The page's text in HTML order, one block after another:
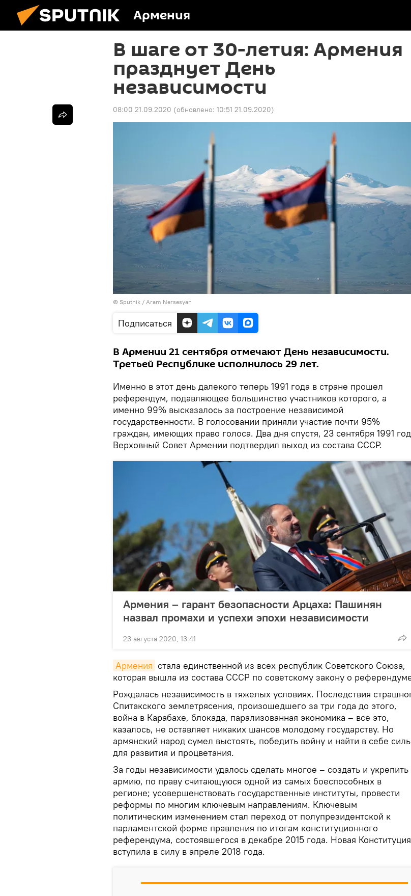
Армения
В шаге от 30-летия: Армения
празднует День
независимости
08:00 21.09.2020 (обновлено: 10:51 21.09.2020)
© Sputnik / Aram Nersesyan
Подписаться
В Армении 21 сентября отмечают День независимости.
Третьей Республике исполнилось 29 лет.
Именно в этот день далекого теперь 1991 года в стране прошел
референдум, подавляющее большинство участников которого, а
именно 99% высказалось за построение независимой
государственности. В голосовании приняли участие почти 95%
граждан, имеющих право голоса. Два дня спустя, 23 сентября 1991
Верховный Совет Армении подтвердил выход из состава СССР.
Армения – гарант безопасности Арцаха: Пашинян
назвал промахи и успехи эпохи независимости
23 августа 2020, 13:41
Армения стала единственной из всех республик Советского Союза,
которая вышла из состава СССР по советскому закону о
Рождалась независимость в тяжелых условиях. Последствия
Спитакского землетрясения, произошедшего за три года до этого,
война в Карабахе, блокада, парализованная экономика – все это,
казалось, не оставляет никаких шансов молодому государству. Но
армянский народ сумел выстоять, победить войну и найти в себе
для развития и процветания.
За годы независимости удалось сделать многое – создать и укрепить
армию, по праву считающуюся одной из самых боеспособных в
регионе; усовершенствовать государственные институты, провести
реформы по многим ключевым направлениям. Ключевым
политическим изменением стал переход от полупрезидентской к
парламентской форме правления по итогам конституционного
референдума, состоявшегося в декабре 2015 года. Новая Конституция
вступила в силу в апреле 2018 года.